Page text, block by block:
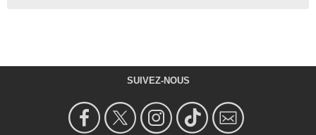
SUIVEZ-NOUS